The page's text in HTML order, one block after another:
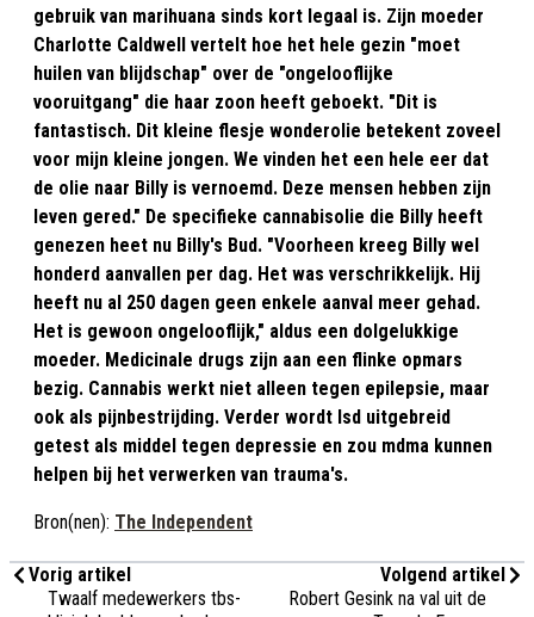
gebruik van marihuana sinds kort legaal is. Zijn moeder
Charlotte Caldwell vertelt hoe het hele gezin "moet
huilen van blijdschap" over de "ongelooflijke
vooruitgang" die haar zoon heeft geboekt. "Dit is
fantastisch. Dit kleine flesje wonderolie betekent zoveel
voor mijn kleine jongen. We vinden het een hele eer dat
de olie naar Billy is vernoemd. Deze mensen hebben zijn
leven gered." De specifieke cannabisolie die Billy heeft
genezen heet nu Billy's Bud. "Voorheen kreeg Billy wel
honderd aanvallen per dag. Het was verschrikkelijk. Hij
heeft nu al 250 dagen geen enkele aanval meer gehad.
Het is gewoon ongelooflijk," aldus een dolgelukkige
moeder. Medicinale drugs zijn aan een flinke opmars
bezig. Cannabis werkt niet alleen tegen epilepsie, maar
ook als pijnbestrijding. Verder wordt lsd uitgebreid
getest als middel tegen depressie en zou mdma kunnen
helpen bij het verwerken van trauma's.
Bron(nen): The Independent
Vorig artikel
Twaalf medewerkers tbs-
Volgend artikel
Robert Gesink na val uit de